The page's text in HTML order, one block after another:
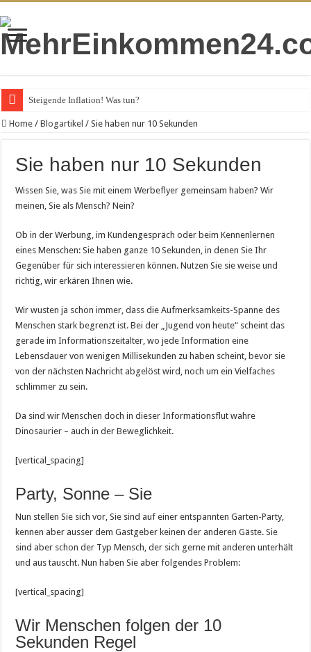
Steigende Inflation! Was tun?
Home / Blogartikel / Sie haben nur 10 Sekunden
Sie haben nur 10 Sekunden
Wissen Sie, was Sie mit einem Werbeflyer gemeinsam haben? Wir
meinen, Sie als Mensch? Nein?
Ob in der Werbung, im Kundengespräch oder beim Kennenlernen
eines Menschen: Sie haben ganze 10 Sekunden, in denen Sie Ihr
Gegenüber für sich interessieren können. Nutzen Sie sie weise und
richtig, wir erkären Ihnen wie.
Wir wusten ja schon immer, dass die Aufmerksamkeits-Spanne des
Menschen stark begrenzt ist. Bei der „Jugend von heute“ scheint das
gerade im Informationszeitalter, wo jede Information eine
Lebensdauer von wenigen Millisekunden zu haben scheint, bevor sie
von der nächsten Nachricht abgelöst wird, noch um ein Vielfaches
schlimmer zu sein.
Da sind wir Menschen doch in dieser Informationsflut wahre
Dinosaurier – auch in der Beweglichkeit.
[vertical_spacing]
Party, Sonne – Sie
Nun stellen Sie sich vor, Sie sind auf einer entspannten Garten-Party,
kennen aber ausser dem Gastgeber keinen der anderen Gäste. Sie
sind aber schon der Typ Mensch, der sich gerne mit anderen unterhält
und aus tauscht. Nun haben Sie aber folgendes Problem:
[vertical_spacing]
Wir Menschen folgen der 10
Sekunden Regel